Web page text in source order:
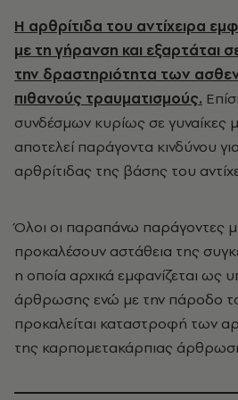
Η αρθρίτιδα του αντίχειρα
με τη γήρανση και εξαρτάται
την δραστηριότητα των
πιθανούς τραυματισμούς.
συνδέσμων κυρίως σε γυναίκες
αποτελεί παράγοντα κινδύνου
αρθρίτιδας της βάσης του
Όλοι οι παραπάνω παράγοντες
προκαλέσουν αστάθεια της
η οποία αρχικά εμφανίζεται ως
άρθρωσης ενώ με την πάροδο
προκαλείται καταστροφή των
της καρπομετακάρπιας